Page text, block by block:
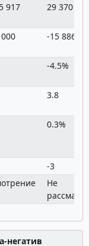
917 29 370 750
-15 886
-4.5%
3.8
0.3%
-3
Не
негатив